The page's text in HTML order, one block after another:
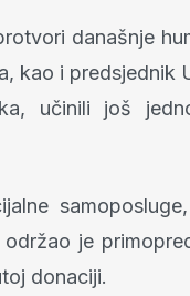
današnje
kao i predsjednik
učinili još
je
donaciji.